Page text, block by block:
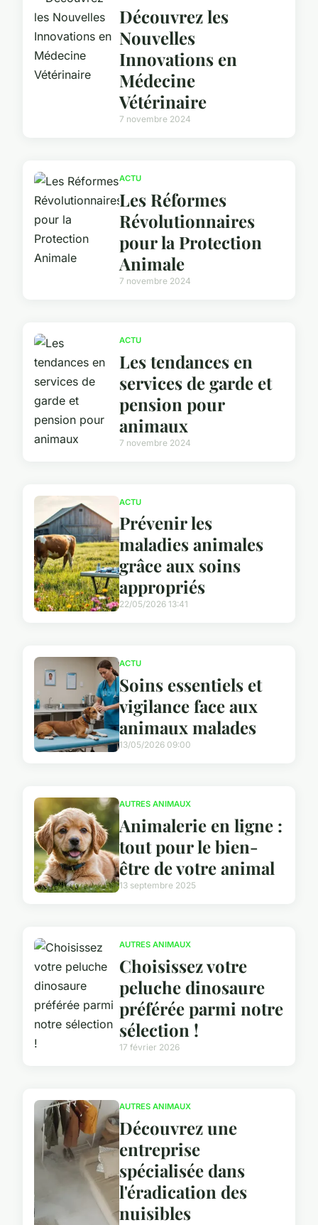
Découvrez les
Nouvelles
Innovations en
Médecine
Vétérinaire
7 novembre 2024
ACTU
Les Réformes
Révolutionnaires
pour la Protection
Animale
7 novembre 2024
ACTU
Les tendances en
services de garde et
pension pour
animaux
7 novembre 2024
ACTU
Prévenir les
maladies animales
grâce aux soins
appropriés
22/05/2026 13:41
ACTU
Soins essentiels et
vigilance face aux
animaux malades
13/05/2026 09:00
AUTRES ANIMAUX
Animalerie en ligne :
tout pour le bien-
être de votre animal
13 septembre 2025
AUTRES ANIMAUX
Choisissez votre
peluche dinosaure
préférée parmi notre
sélection !
17 février 2026
AUTRES ANIMAUX
Découvrez une
entreprise
spécialisée dans
l'éradication des
nuisibles